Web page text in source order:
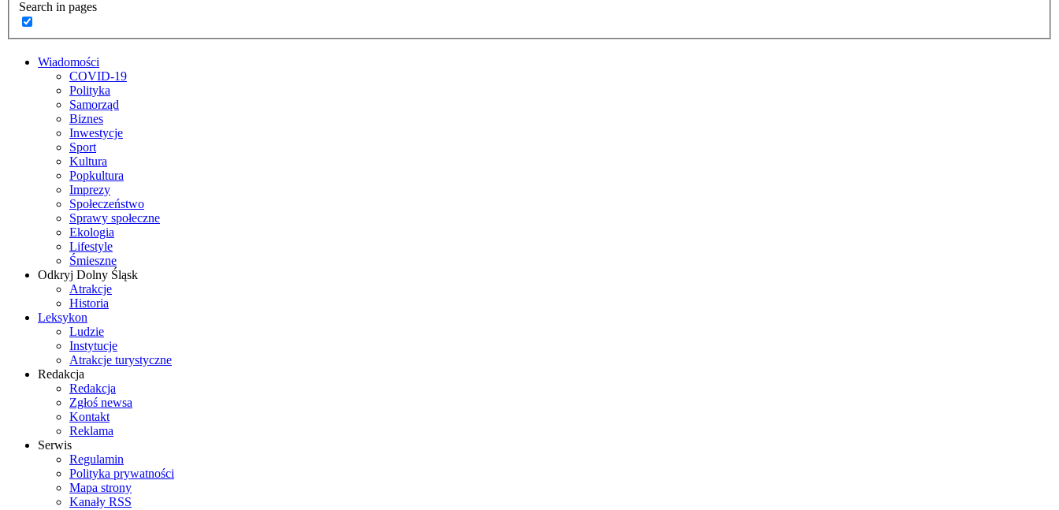
Search in pages
Wiadomości
COVID-19
Polityka
Samorząd
Biznes
Inwestycje
Sport
Kultura
Popkultura
Imprezy
Społeczeństwo
Sprawy społeczne
Ekologia
Lifestyle
Śmieszne
Odkryj Dolny Śląsk
Atrakcje
Historia
Leksykon
Ludzie
Instytucje
Atrakcje turystyczne
Redakcja
Redakcja
Zgłoś newsa
Kontakt
Reklama
Serwis
Regulamin
Polityka prywatności
Mapa strony
Kanały RSS